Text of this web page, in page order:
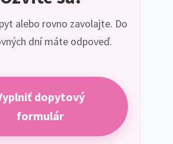
alebo rovno zavolajte. Do
dní máte odpoveď.
dopytový
formulár